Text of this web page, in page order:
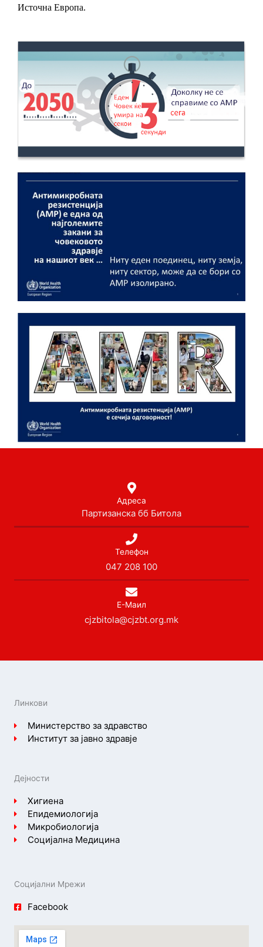
Источна Европа.
Адреса
Партизанска бб Битола
Телефон
047 208 100
Е-Маил
cjzbitola@cjzbt.org.mk
Линкови
Министерство за здравство
Институт за јавно здравје
Дејности
Хигиена
Епидемиологија
Микробиологија
Социјална Медицина
Социјални Мрежи
Facebook